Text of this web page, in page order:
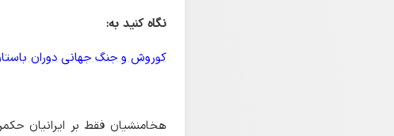
نگاه کنید به:
کوروش و جنگ جهانی دوران
هخامنشیان فقط بر ایرانیان